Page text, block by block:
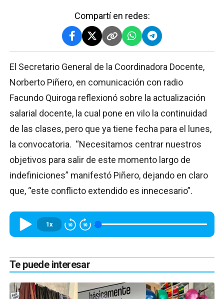
Compartí en redes:
El Secretario General de la Coordinadora Docente,
Norberto Piñero, en comunicación con radio
Facundo Quiroga reflexionó sobre la actualización
salarial docente, la cual pone en vilo la continuidad
de las clases, pero que ya tiene fecha para el lunes,
la convocatoria. “Necesitamos centrar nuestros
objetivos para salir de este momento largo de
indefiniciones” manifestó Piñero, dejando en claro
que, “este conflicto extendido es innecesario”.
1x
Te puede interesar